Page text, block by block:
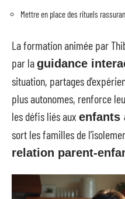
Mettre en place des rituels
La formation animée par
par laguidance
situation, partages
plus autonomes, renforce
les défis liés aux enfants
sort les familles de
relation parent-